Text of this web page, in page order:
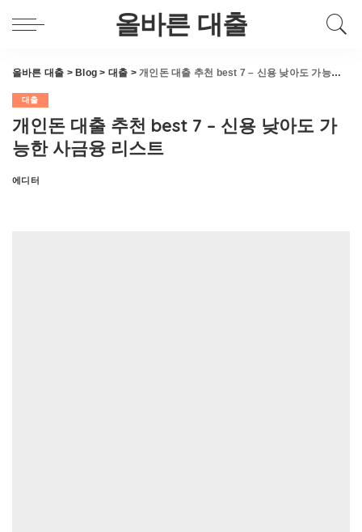
올바른 대출
올바른 대출 > Blog > 대출 >개인돈 대출 추천 best 7 – 신용 낮아도 가능한 사금융 리스트
대출
개인돈 대출 추천 best 7 – 신용 낮아도 가
능한 사금융 리스트
Posted
에디터